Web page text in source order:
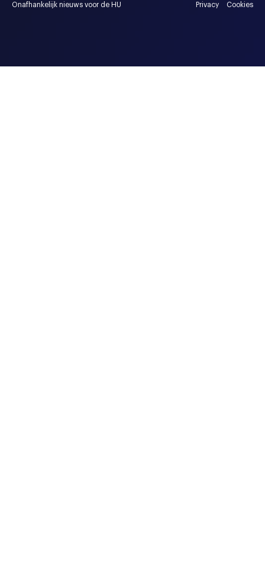
Onafhankelijk nieuws voor de HU Privacy Cookies